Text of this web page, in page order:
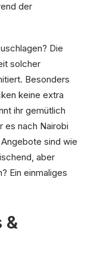
der
Die
solcher
Besonders
keine extra
ihr gemütlich
es nach Nairobi
sind wie
aber
Ein einmaliges
&